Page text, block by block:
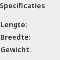
Specificaties
Lengte:
Breedte:
Gewicht: